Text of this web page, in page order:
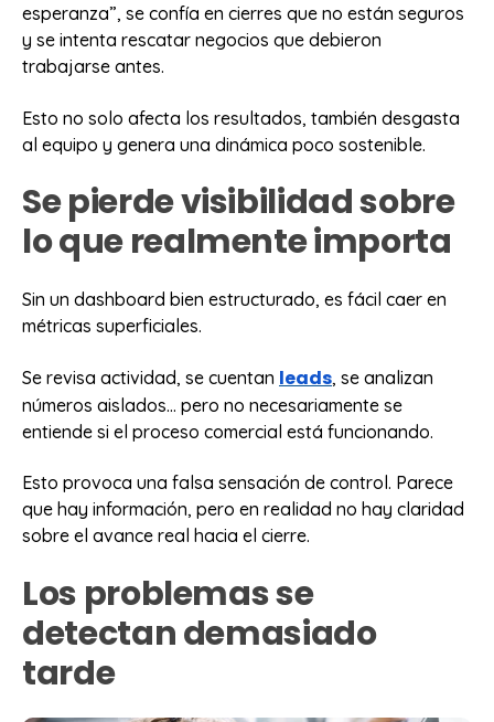
esperanza”, se confía en cierres que no están seguros
y se intenta rescatar negocios que debieron
trabajarse antes.
Esto no solo afecta los resultados, también desgasta
al equipo y genera una dinámica poco sostenible.
Se pierde visibilidad sobre
lo que realmente importa
Sin un dashboard bien estructurado, es fácil caer en
métricas superficiales.
Se revisa actividad, se cuentan leads, se analizan
números aislados… pero no necesariamente se
entiende si el proceso comercial está funcionando.
Esto provoca una falsa sensación de control. Parece
que hay información, pero en realidad no hay claridad
sobre el avance real hacia el cierre.
Los problemas se
detectan demasiado
tarde